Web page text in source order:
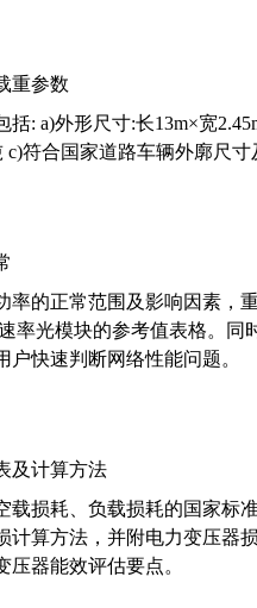
重参数
: a)外形尺寸:长13m×宽
c)符合国家道路车辆外廓尺
率的正常范围及影响因素，
率光模块的参考值表格。
快速判断网络性能问题。
及计算方法
损耗、负载损耗的国家标
计算方法，并附电力变压器
器能效评估要点。